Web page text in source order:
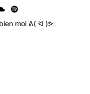
moi ᕕ( ᐛ )ᕗ